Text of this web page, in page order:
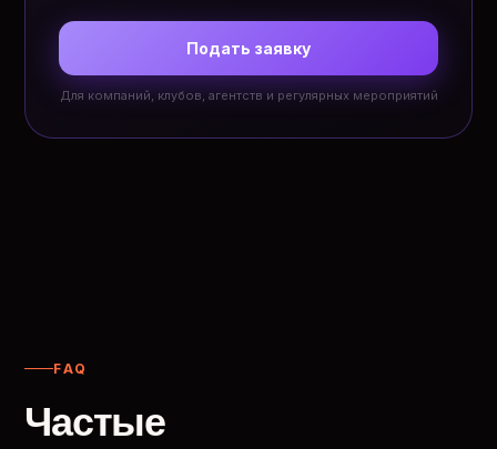
Подать заявку
Для компаний, клубов, агентств и регулярных мероприятий
FAQ
Частые